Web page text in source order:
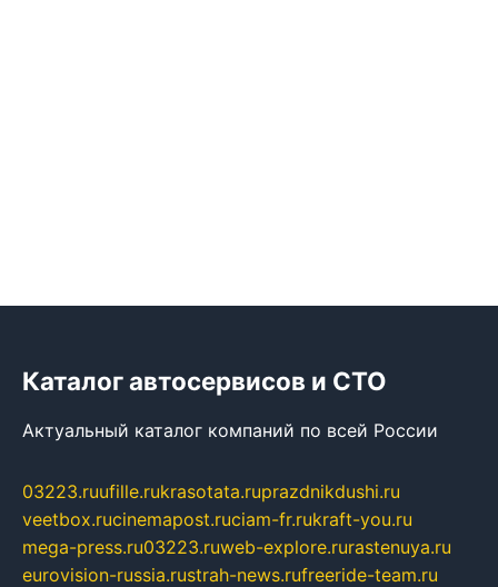
Каталог автосервисов и СТО
Актуальный каталог компаний по всей России
03223.ruufille.rukrasotata.ruprazdnikdushi.ru
veetbox.rucinemapost.ruciam-fr.rukraft-you.ru
mega-press.ru03223.ruweb-explore.rurastenuya.ru
eurovision-russia.rustrah-news.rufreeride-team.ru